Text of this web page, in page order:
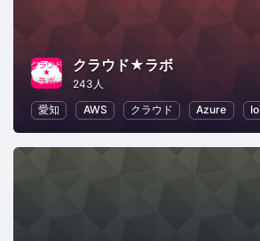
クラウド★ラボ
243人
愛知
AWS クラウド Azure